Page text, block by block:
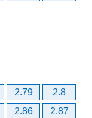
2.79
2.8
2.86 2.87